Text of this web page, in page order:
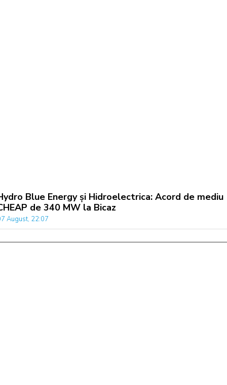
Blue Energy și Hidroelectrica: Acord de mediu
de 340 MW la Bicaz
August, 22:07